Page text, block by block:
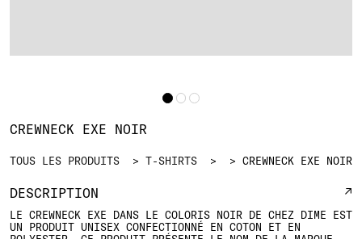
TOUS LES PRODUITS T-SHIRTS CREWNECK EXE NOIR
CREWNECK EXE NOIR
DESCRIPTION
LE CREWNECK EXE DANS LE COLORIS NOIR DE CHEZ DIME EST
UN PRODUIT UNISEX CONFECTIONNÉ EN COTON ET EN